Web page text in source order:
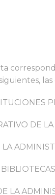
DE
LA